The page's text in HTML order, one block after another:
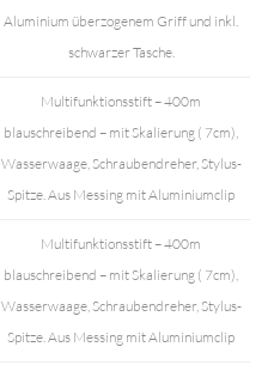
Aluminium überzogenem Griff und inkl.
schwarzer Tasche.
Multifunktionsstift – 400m
blauschreibend – mit Skalierung ( 7cm),
Wasserwaage, Schraubendreher, Stylus-
Spitze. Aus Messing mit Aluminiumclip
Multifunktionsstift – 400m
blauschreibend – mit Skalierung ( 7cm),
Wasserwaage, Schraubendreher, Stylus-
Spitze. Aus Messing mit Aluminiumclip